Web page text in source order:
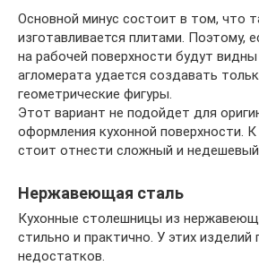
Основной минус состоит в том, что
изготавливается плитами. Поэтому,
на рабочей поверхности будут
агломерата удается создавать
геометрические фигуры.
Этот вариант не подойдет для
оформления кухонной поверхности.
стоит отнести сложный и
Нержавеющая сталь
Кухонные столешницы из
стильно и практично. У этих изделий
недостатков.